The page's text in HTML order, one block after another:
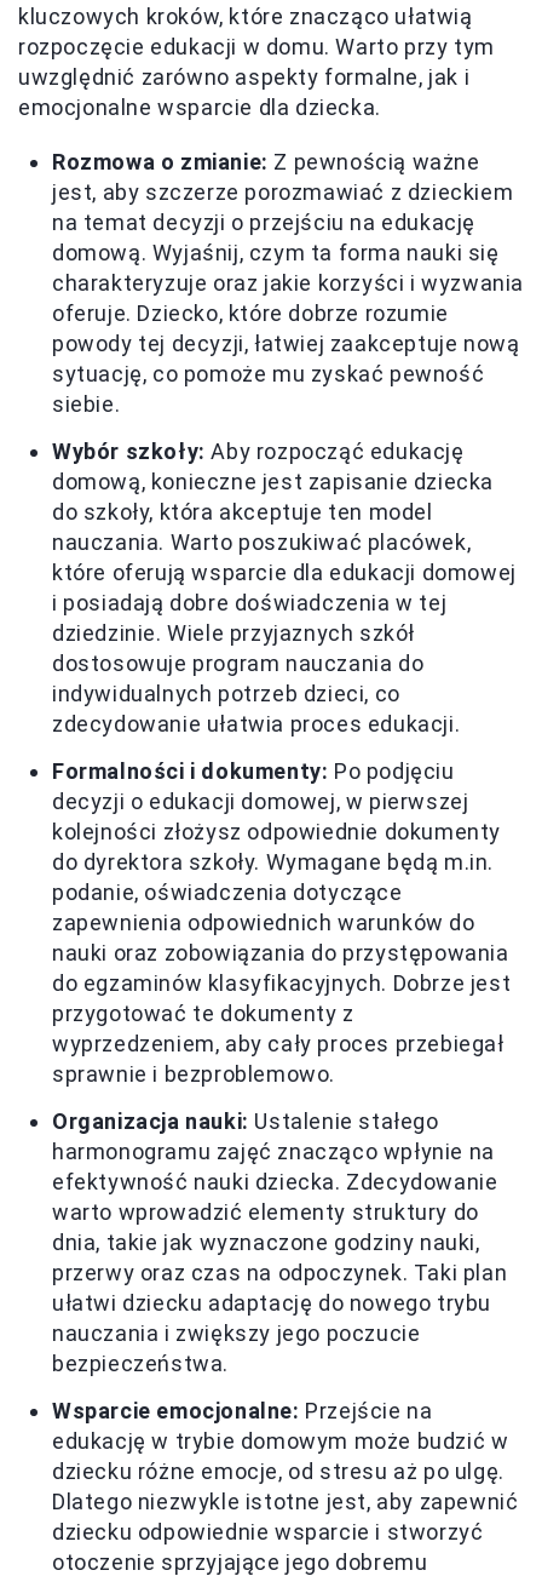
kluczowych kroków, które znacząco ułatwią
rozpoczęcie edukacji w domu. Warto przy tym
uwzględnić zarówno aspekty formalne, jak i
emocjonalne wsparcie dla dziecka.
Rozmowa o zmianie: Z pewnością ważne
jest, aby szczerze porozmawiać z dzieckiem
na temat decyzji o przejściu na edukację
domową. Wyjaśnij, czym ta forma nauki się
charakteryzuje oraz jakie korzyści i wyzwania
oferuje. Dziecko, które dobrze rozumie
powody tej decyzji, łatwiej zaakceptuje nową
sytuację, co pomoże mu zyskać pewność
siebie.
Wybór szkoły: Aby rozpocząć edukację
domową, konieczne jest zapisanie dziecka
do szkoły, która akceptuje ten model
nauczania. Warto poszukiwać placówek,
które oferują wsparcie dla edukacji domowej
i posiadają dobre doświadczenia w tej
dziedzinie. Wiele przyjaznych szkół
dostosowuje program nauczania do
indywidualnych potrzeb dzieci, co
zdecydowanie ułatwia proces edukacji.
Formalności i dokumenty: Po podjęciu
decyzji o edukacji domowej, w pierwszej
kolejności złożysz odpowiednie dokumenty
do dyrektora szkoły. Wymagane będą m.in.
podanie, oświadczenia dotyczące
zapewnienia odpowiednich warunków do
nauki oraz zobowiązania do przystępowania
do egzaminów klasyfikacyjnych. Dobrze jest
przygotować te dokumenty z
wyprzedzeniem, aby cały proces przebiegał
sprawnie i bezproblemowo.
Organizacja nauki: Ustalenie stałego
harmonogramu zajęć znacząco wpłynie na
efektywność nauki dziecka. Zdecydowanie
warto wprowadzić elementy struktury do
dnia, takie jak wyznaczone godziny nauki,
przerwy oraz czas na odpoczynek. Taki plan
ułatwi dziecku adaptację do nowego trybu
nauczania i zwiększy jego poczucie
bezpieczeństwa.
Wsparcie emocjonalne: Przejście na
edukację w trybie domowym może budzić w
dziecku różne emocje, od stresu aż po ulgę.
Dlatego niezwykle istotne jest, aby zapewnić
dziecku odpowiednie wsparcie i stworzyć
otoczenie sprzyjające jego dobremu